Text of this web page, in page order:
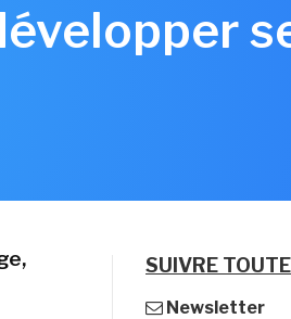
SUIVRE
Newsletter